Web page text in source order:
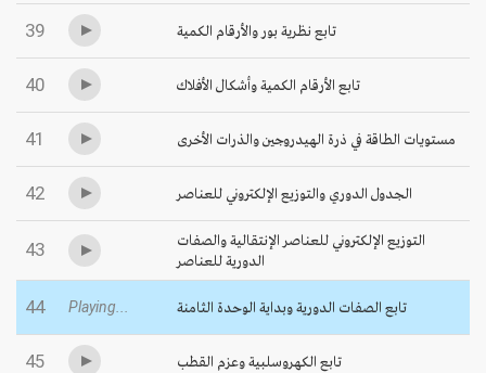
39 تابع نظرية بور والأرقام الكمية
40 تابع الأرقام الكمية وأشكال الأفلاك
41 مستويات الطاقة في ذرة الهيدروجين والذرات الأخرى
42 الجدول الدوري والتوزيع الإلكتروني للعناصر
43
التوزيع الإلكتروني للعناصر الإنتقالية والصفات
الدورية للعناصر
44 Playing... تابع الصفات الدورية وبداية الوحدة الثامنة
45 تابع الكهروسلبية وعزم القطب